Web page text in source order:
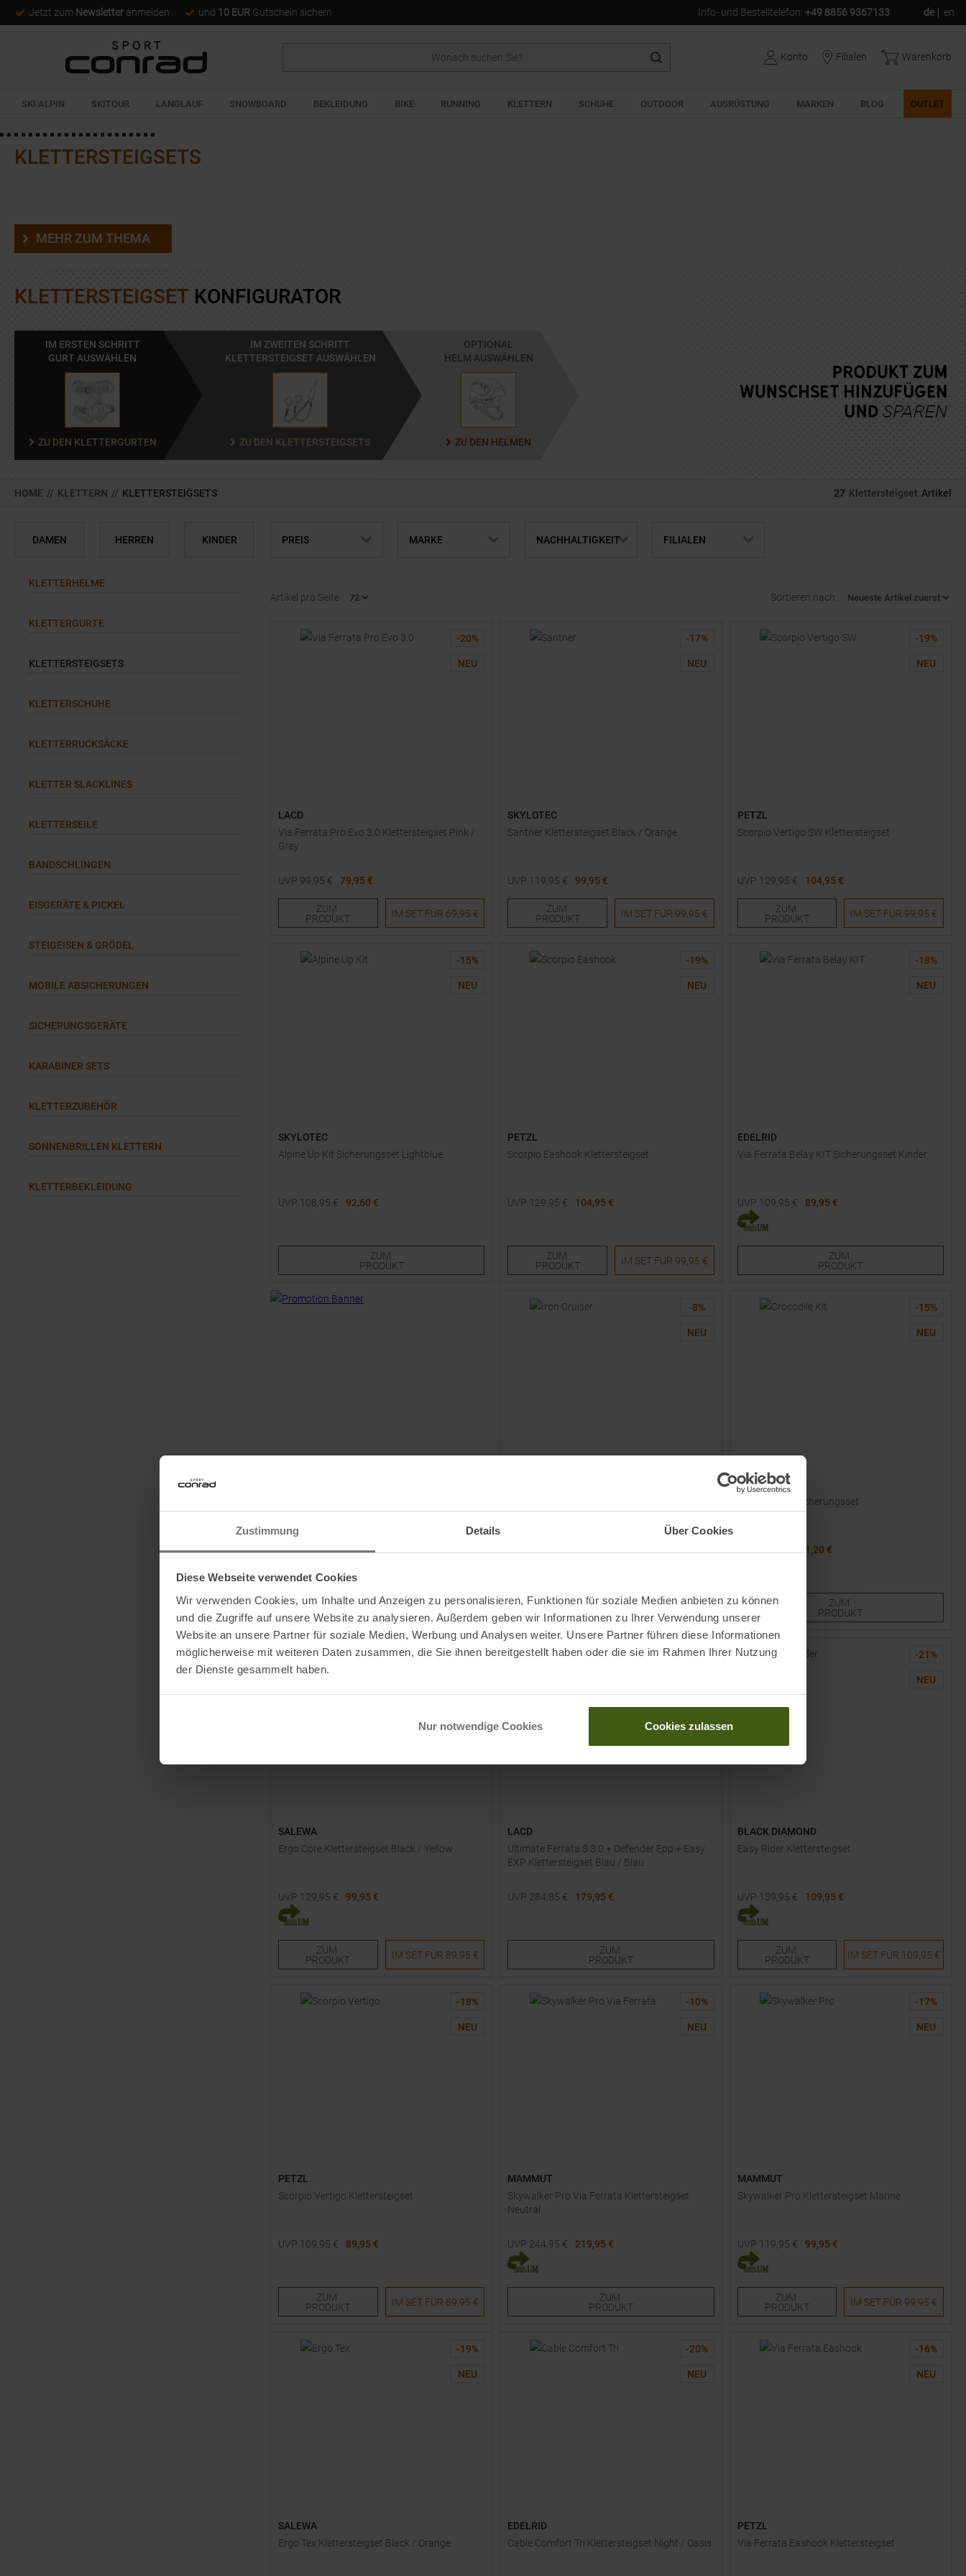
Zustimmung Details Über Cookies
Diese Webseite verwendet Cookies
Wir verwenden Cookies, um Inhalte und Anzeigen zu personalisieren, Funktionen für soziale Medien anbieten zu können
und die Zugriffe auf unsere Website zu analysieren. Außerdem geben wir Informationen zu Ihrer Verwendung unserer
Website an unsere Partner für soziale Medien, Werbung und Analysen weiter. Unsere Partner führen diese Informationen
möglicherweise mit weiteren Daten zusammen, die Sie ihnen bereitgestellt haben oder die sie im Rahmen Ihrer Nutzung
der Dienste gesammelt haben.
Nur notwendige Cookies Cookies zulassen
Jetzt zum Newsletter anmelden und 10 EUR Gutschein sichern Info- und Bestelltelefon: +49 8856 9367133 de en
Konto Filialen Warenkorb
SKI ALPIN SKITOUR LANGLAUF SNOWBOARD BEKLEIDUNG BIKE RUNNING KLETTERN SCHUHE OUTDOOR AUSRÜSTUNG MARKEN BLOG OUTLET
KLETTERSTEIGSETS
MEHR ZUM THEMA
KLETTERSTEIGSET KONFIGURATOR
IM ERSTEN SCHRITT
GURT AUSWÄHLEN
ZU DEN KLETTERGURTEN
IM ZWEITEN SCHRITT
KLETTERSTEIGSET AUSWÄHLEN
ZU DEN KLETTERSTEIGSETS
OPTIONAL
HELM AUSWÄHLEN
ZU DEN HELMEN
HOME // KLETTERN // KLETTERSTEIGSETS 27 Klettersteigset Artikel
DAMEN HERREN KINDER
KLETTERHELME
KLETTERGURTE
KLETTERSTEIGSETS
KLETTERSCHUHE
KLETTERRUCKSÄCKE
KLETTER SLACKLINES
KLETTERSEILE
BANDSCHLINGEN
EISGERÄTE & PICKEL
STEIGEISEN & GRÖDEL
MOBILE ABSICHERUNGEN
SICHERUNGSGERÄTE
KARABINER SETS
KLETTERZUBEHÖR
SONNENBRILLEN KLETTERN
KLETTERBEKLEIDUNG
PREIS MARKE NACHHALTIGKEIT FILIALEN
Artikel pro Seite Sortieren nach:
-20%
NEU
LACD
Via Ferrata Pro Evo 3.0 Klettersteigset Pink /
Grey
UVP 99,95 €
79,95 €
ZUM
PRODUKT
IM SET FÜR 69,95 €
-17%
NEU
SKYLOTEC
Santner Klettersteigset Black / Orange
UVP 119,95 €
99,95 €
ZUM
PRODUKT
IM SET FÜR 99,95 €
-19%
NEU
PETZL
Scorpio Vertigo SW Klettersteigset
UVP 129,95 €
104,95 €
ZUM
PRODUKT
IM SET FÜR 99,95 €
-15%
NEU
SKYLOTEC
Alpine Up Kit Sicherungsset Lightblue
UVP 108,95 €
92,60 €
ZUM
PRODUKT
-19%
NEU
PETZL
Scorpio Eashook Klettersteigset
UVP 129,95 €
104,95 €
ZUM
PRODUKT
IM SET FÜR 99,95 €
-18%
NEU
EDELRID
Via Ferrata Belay KIT Sicherungsset Kinder
UVP 109,95 €
89,95 €
Verfügbare Größen:
ZUM
PRODUKT
-8%
NEU
ZUM
PRODUKT
IM SET FÜR99,95 €
-15%
NEU
SKYLOTEC
Crocodile Kit Sicherungsset
21,20 €
ZUM
PRODUKT
-23%
SALEWA
Ergo Core Klettersteigset Black / Yellow
UVP 129,95 €
99,95 €
Einheitsgröße
ZUM
PRODUKT
IM SET FÜR 89,95 €
-37%
LACD
Ultimate Ferrata S 3.0 + Defender Epp + Easy
EXP Klettersteigset Blau / Blau
UVP 284,85 €
179,95 €
ZUM
PRODUKT
-21 %
NEU
BLACK DIAMOND
Easy Rider Klettersteigset
UVP 139,95 €
109,95 €
Einheitsgröße
ZUM
PRODUKT
IM SET FÜR 109,95 €
-18%
NEU
PETZL
Scorpio Vertigo Klettersteigset
UVP 109,95 €
89,95 €
ZUM
PRODUKT
IM SET FÜR 89,95 €
-10%
NEU
MAMMUT
Skywalker Pro Via Ferrata Klettersteigset
Neutral
UVP 244,95 €
219,95 €
Verfügbare Größen:
ZUM
PRODUKT
-17%
NEU
MAMMUT
Skywalker Pro Klettersteigset Marine
UVP 119,95 €
99,95 €
Einheitsgröße
ZUM
PRODUKT
IM SET FÜR 99,95 €
-19%
NEU
SALEWA
Ergo Tex Klettersteigset Black / Orange
-20%
NEU
EDELRID
Cable Comfort Tri Klettersteigset Night / Oasis
-16%
NEU
PETZL
Via Ferrata Eashook Klettersteigset